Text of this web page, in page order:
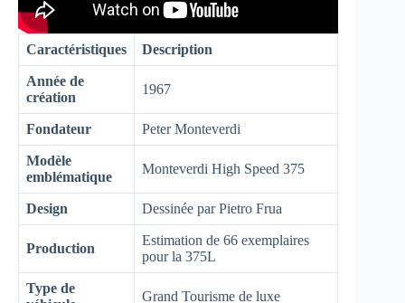
Caractéristiques Description
Année de
création
1967
Fondateur Peter Monteverdi
Modèle
emblématique
Monteverdi High Speed 375
Design Dessinée par Pietro Frua
Production
Estimation de 66 exemplaires
pour la 375L
Type de
Grand Tourisme de luxe